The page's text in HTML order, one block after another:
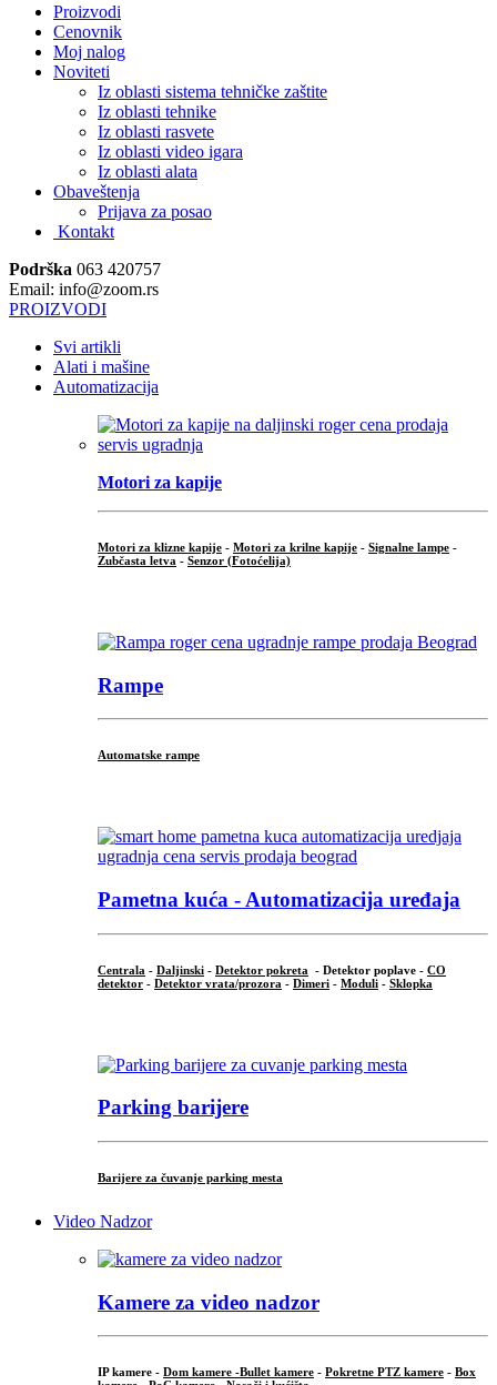
Proizvodi
Cenovnik
Moj nalog
Noviteti
Iz oblasti sistema tehničke zaštite
Iz oblasti tehnike
Iz oblasti rasvete
Iz oblasti video igara
Iz oblasti alata
Obaveštenja
Prijava za posao
Kontakt
Podrška 063 420757
Email: info@zoom.rs
PROIZVODI
Svi artikli
Alati i mašine
Automatizacija
Motori za kapije
Motori za klizne kapije - Motori za krilne kapije - Signalne lampe -
Zubčasta letva - Senzor (Fotoćelija)
Rampe
Automatske rampe
Pametna kuća - Automatizacija uređaja
Centrala - Daljinski - Detektor pokreta - Detektor poplave - CO
detektor - Detektor vrata/prozora - Dimeri - Moduli - Sklopka
Parking barijere
Barijere za čuvanje parking mesta
Video Nadzor
Kamere za video nadzor
IP kamere - Dom kamere -Bullet kamere - Pokretne PTZ kamere - Box